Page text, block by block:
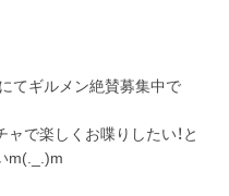
てギルメン絶賛募集中で
で楽しくお喋りしたい！と
m(._.)m